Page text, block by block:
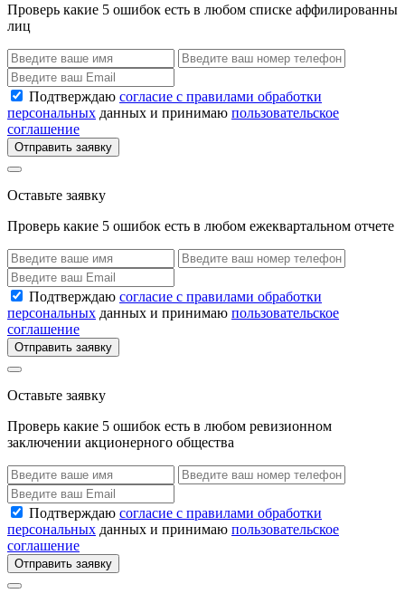
Проверь какие 5 ошибок есть в любом списке аффилированны
лиц
Подтверждаю согласие с правилами обработки
персональных данных и принимаю пользовательское
соглашение
Отправить заявку
Оставьте заявку
Проверь какие 5 ошибок есть в любом ежеквартальном отчете
Подтверждаю согласие с правилами обработки
персональных данных и принимаю пользовательское
соглашение
Отправить заявку
Оставьте заявку
Проверь какие 5 ошибок есть в любом ревизионном
заключении акционерного общества
Подтверждаю согласие с правилами обработки
персональных данных и принимаю пользовательское
соглашение
Отправить заявку